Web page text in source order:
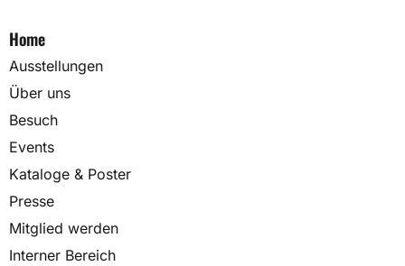
Home
Ausstellungen
Über uns
Besuch
Events
Kataloge & Poster
Presse
Mitglied werden
Interner Bereich